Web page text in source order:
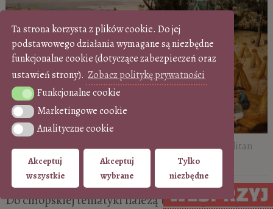
Ta strona korzysta z plików cookie. Do jej
podstawowego działania wymagane są niezbędne
funkcjonalne cookie (dotyczące zabezpieczeń oraz
ustawień strony). Zobacz politykę prywatności
Funkcjonalne cookie
Funkcjonalne cookie
Marketingowe cookie
Marketingowe cookie
Analityczne cookie
Analityczne cookie
Akceptuj
wszystkie
Akceptuj
wybrane
Tylko
niezbędne
Pieter Bruegel starszy,Żniwa (Lato)| 1565, Metropolitan
Museum of Art, Nowy Jork
Do chłopskiej tematyki należą też sceny z wiejskich